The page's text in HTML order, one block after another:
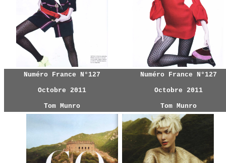
Numéro France N°127
Octobre 2011
Tom Munro
Numéro France N°127
Octobre 2011
Tom Munro